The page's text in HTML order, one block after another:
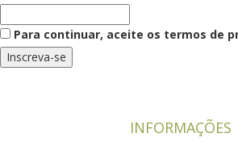
Para continuar, aceite os termos de
INFORMAÇÕES